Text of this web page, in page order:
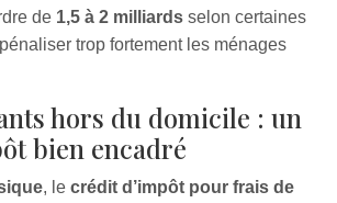
de 1,5 à 2 milliards selon certaines
trop fortement les ménages
hors du domicile : un
bien encadré
, le crédit d’impôt pour frais de